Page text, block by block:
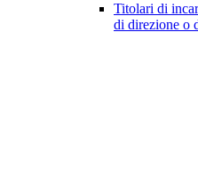
Titolari di
di direzione o